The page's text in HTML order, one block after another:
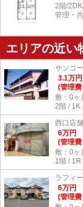
2階/
管理・
エリアの近い
サンコ
3.1万円
(管理
敷：0ヶ
2階 / 1K
西口店舗
6万円
(管理
敷：0ヶ
1階 / 1R
ラフィ
6万円
(管理